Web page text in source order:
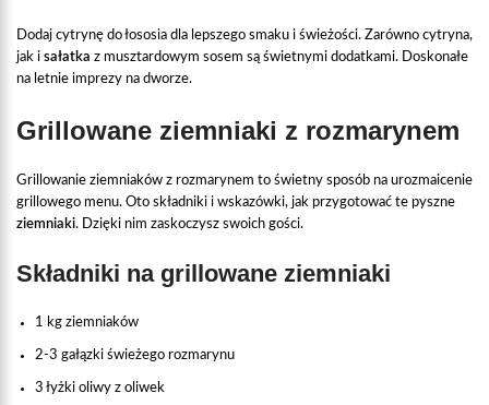
Dodaj cytrynę do łososia dla lepszego smaku i świeżości. Zarówno cytryna,
jak i sałatka z musztardowym sosem są świetnymi dodatkami. Doskonałe
na letnie imprezy na dworze.
Grillowane ziemniaki z rozmarynem
Grillowanie ziemniaków z rozmarynem to świetny sposób na urozmaicenie
grillowego menu. Oto składniki i wskazówki, jak przygotować te pyszne
ziemniaki. Dzięki nim zaskoczysz swoich gości.
Składniki na grillowane ziemniaki
1 kg ziemniaków
2-3 gałązki świeżego rozmarynu
3 łyżki oliwy z oliwek